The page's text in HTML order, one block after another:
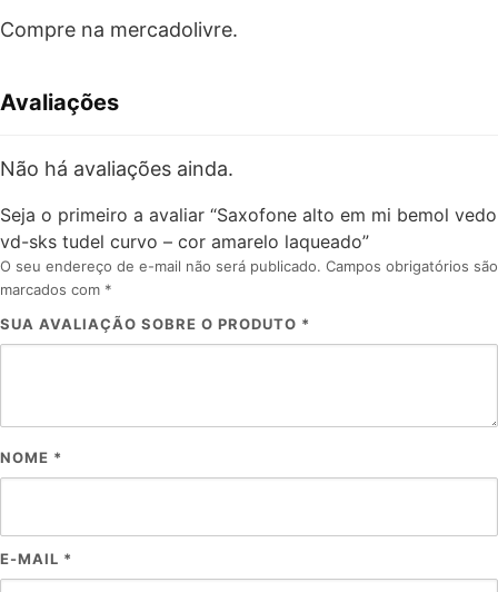
Compre na mercadolivre.
Avaliações
Não há avaliações ainda.
Seja o primeiro a avaliar “Saxofone alto em mi bemol vedo
vd-sks tudel curvo – cor amarelo laqueado”
O seu endereço de e-mail não será publicado. Campos obrigatórios são
marcados com *
SUA AVALIAÇÃO SOBRE O PRODUTO *
NOME *
E-MAIL *